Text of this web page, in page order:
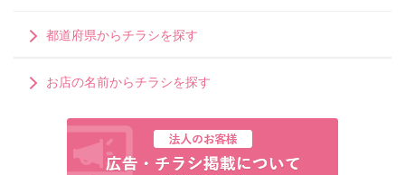
都道府県からチラシを探す
お店の名前からチラシを探す